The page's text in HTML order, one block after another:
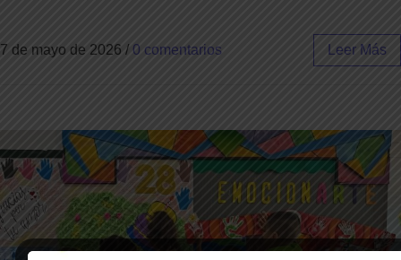
7 de mayo de 2026 / 0 comentarios Leer Más